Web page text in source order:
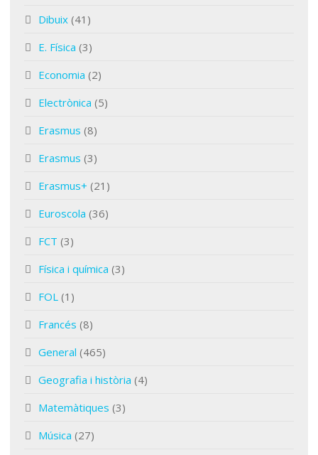
Dibuix (41)
E. Física (3)
Economia (2)
Electrònica (5)
Erasmus (8)
Erasmus (3)
Erasmus+ (21)
Euroscola (36)
FCT (3)
Física i química (3)
FOL (1)
Francés (8)
General (465)
Geografia i història (4)
Matemàtiques (3)
Música (27)